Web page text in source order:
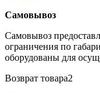
Самовывоз
Самовывоз
ограничения по
оборудованы для
Возврат товара2